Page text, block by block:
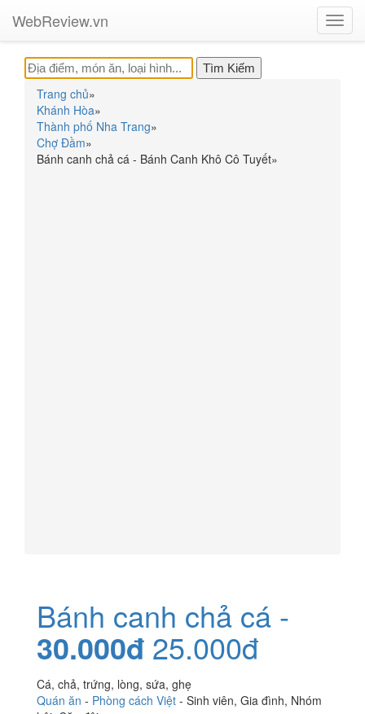
WebReview.vn
Trang chủ»
Khánh Hòa»
Thành phố Nha Trang»
Chợ Đầm»
Bánh canh chả cá - Bánh Canh Khô Cô Tuyết»
Bánh canh chả cá -
30.000đ 25.000đ
Cá, chả, trứng, lòng, sứa, ghẹ
Quán ăn - Phòng cách Việt - Sinh viên, Gia đình, Nhóm